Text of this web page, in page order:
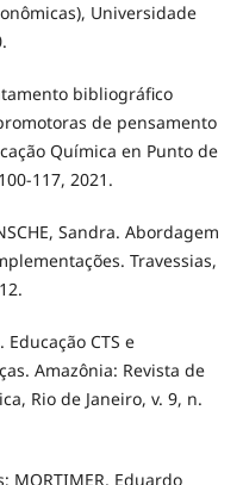
Universidade
bibliográfico
de pensamento
Química en Punto de
117, 2021.
Sandra. Abordagem
Travessias,
CTS e
Amazônia: Revista de
Rio de Janeiro, v. 9, n.
MORTIMER, Eduardo